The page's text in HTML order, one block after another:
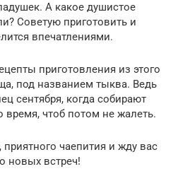
А какое душистое
Советую приготовить и
впечатлениями.
приготовления из этого
под названием тыква. Ведь
сентября, когда собирают
время, чтоб потом не жалеть.
чаепития и жду вас
новых встреч!